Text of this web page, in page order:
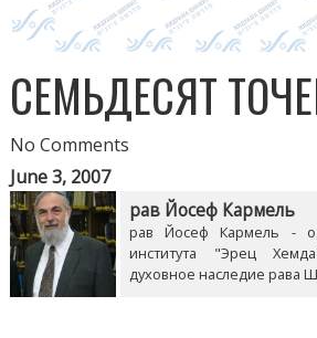
СЕМЬДЕСЯТ
No Comments
June 3, 2007
рав Йосеф Кармель
рав Йосеф Кармель -
института "Эрец
духовное наследие рава